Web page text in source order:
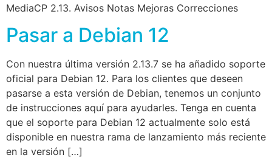
MediaCP 2.13. Avisos Notas Mejoras Correcciones
Pasar a Debian 12
Con nuestra última versión 2.13.7 se ha añadido soporte
oficial para Debian 12. Para los clientes que deseen
pasarse a esta versión de Debian, tenemos un conjunto
de instrucciones aquí para ayudarles. Tenga en cuenta
que el soporte para Debian 12 actualmente solo está
disponible en nuestra rama de lanzamiento más reciente
en la versión […]